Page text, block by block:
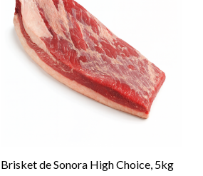
Brisket de Sonora High Choice, 5kg